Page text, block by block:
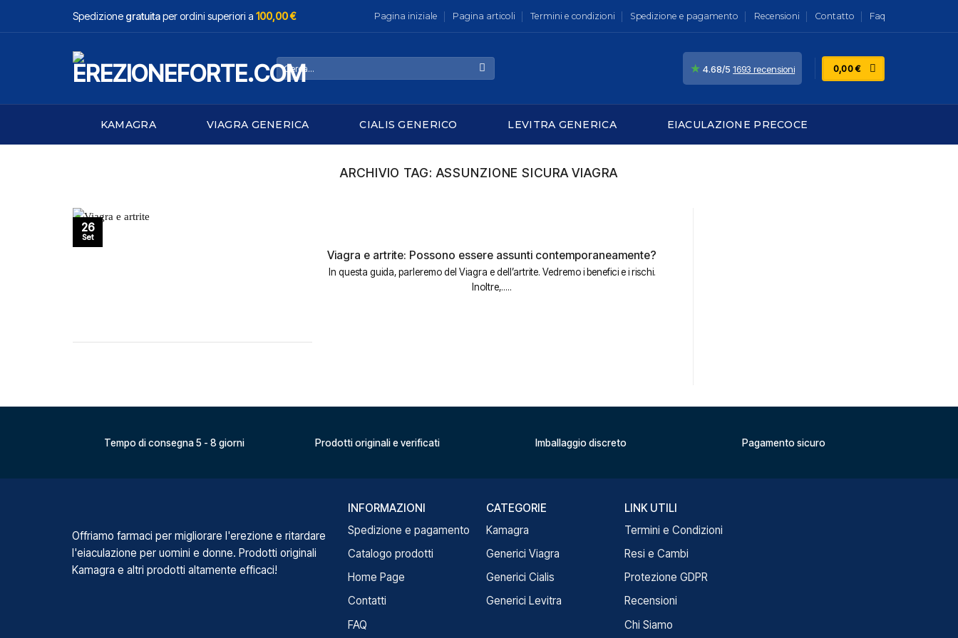
Spedizione gratuitaper ordini superiori a 100,00 € Pagina iniziale Pagina articoli Termini e condizioni Spedizione e pagamento Recensioni Contatto Faq
Cerca: ★ 4.68/5 1693 recensioni 0,00€
KAMAGRA VIAGRA GENERICA CIALIS GENERICO LEVITRA GENERICA EIACULAZIONE PRECOCE
ARCHIVIO TAG: ASSUNZIONE SICURA VIAGRA
Viagra e artrite: Possono essere assunti contemporaneamente?
In questa guida, parleremo del Viagra e dell’artrite. Vedremo i benefici e i rischi.
Inoltre,.....
26
Set
Tempo di consegna 5 - 8 giorni Prodotti originali e verificati Imballaggio discreto Pagamento sicuro
Offriamo farmaci per migliorare l'erezione e ritardare
l'eiaculazione per uomini e donne. Prodotti originali
Kamagra e altri prodotti altamente efficaci!
INFORMAZIONI
Spedizione e pagamento
Catalogo prodotti
Home Page
Contatti
FAQ
CATEGORIE
Kamagra
Generici Viagra
Generici Cialis
Generici Levitra
LINK UTILI
Termini e Condizioni
Resi e Cambi
Protezione GDPR
Recensioni
Chi Siamo